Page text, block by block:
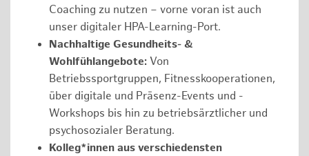
Coaching zu nutzen – vorne voran ist auch
unser digitaler HPA-Learning-Port.
Nachhaltige Gesundheits- &
Wohlfühlangebote: Von
Betriebssportgruppen, Fitnesskooperationen,
über digitale und Präsenz-Events und -
Workshops bis hin zu betriebsärztlicher und
psychosozialer Beratung.
Kolleg*innen aus verschiedensten